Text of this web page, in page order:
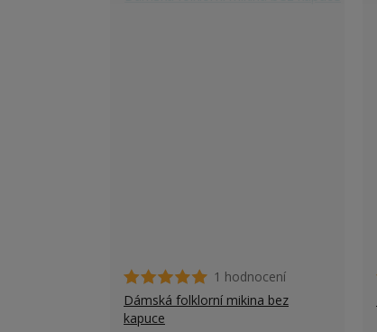
1 hodnocení
Dámská folklorní mikina bez
kapuce